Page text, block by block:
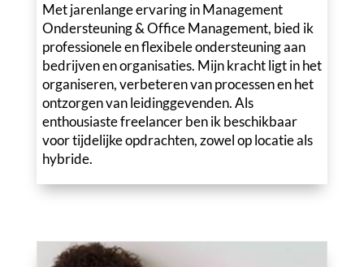
Met jarenlange ervaring in Management
Ondersteuning & Office Management, bied ik
professionele en flexibele ondersteuning aan
bedrijven en organisaties. Mijn kracht ligt in het
organiseren, verbeteren van processen en het
ontzorgen van leidinggevenden. Als
enthousiaste freelancer ben ik beschikbaar
voor tijdelijke opdrachten, zowel op locatie als
hybride.